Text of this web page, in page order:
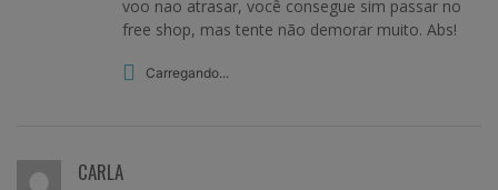
voo nao atrasar, você consegue sim passar no
free shop, mas tente não demorar muito. Abs!
Carregando...
CARLA